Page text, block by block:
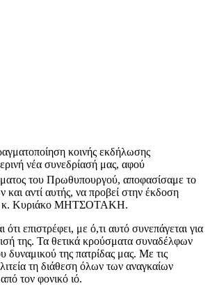
κοινής εκδήλωσης
νέα συνεδρίασή μας, αφού
του Πρωθυπουργού, αποφασίσαμε το
αντί αυτής, να προβεί στην έκδοση
κ. Κυριάκο ΜΗΤΣΟΤΑΚΗ.
επιστρέφει, με ό,τι αυτό συνεπάγεται για
της. Τα θετικά κρούσματα συναδέλφων
της πατρίδας μας. Με τις
τη διάθεση όλων των αναγκαίων
τον φονικό ιό.